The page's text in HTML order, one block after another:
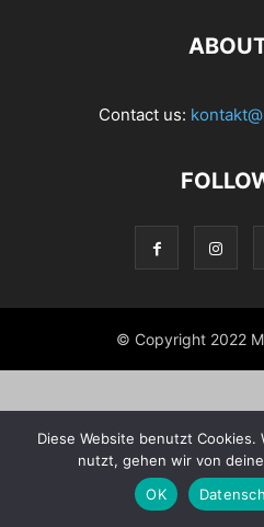
Contact us:
© Copyright 2022
Diese Website benutzt
nutzt, gehen wir von
OK